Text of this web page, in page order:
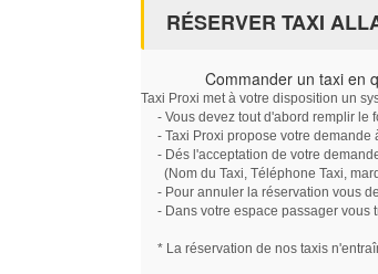
RÉSERVER TAXI
Commander un taxi en
Taxi Proxi met à votre disposition un
- Vous devez tout d'abord remplir le
- Taxi Proxi propose votre demande
- Dés l'acceptation de votre
(Nom du Taxi, Téléphone Taxi,
- Pour annuler la réservation vous
- Dans votre espace passager vous
* La réservation de nos taxis